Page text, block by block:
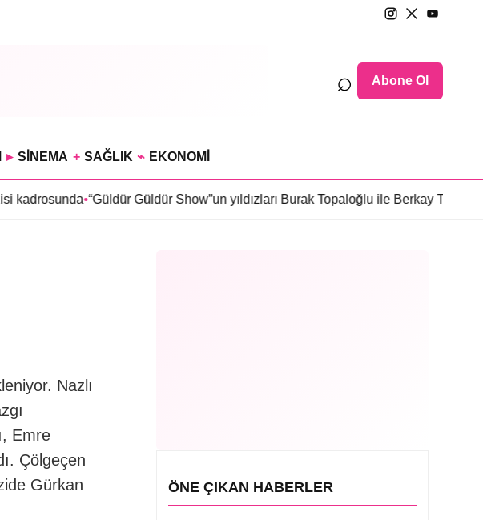
⌕ Abone Ol
▸ SİNEMA + SAĞLIK ⌁ EKONOMİ
•“Güldür Güldür Show”un yıldızları Burak Topaloğlu ile Berkay Tulumbacı
Nazlı
Emre
Çölgeçen
Gürkan
ÖNE ÇIKAN HABERLER